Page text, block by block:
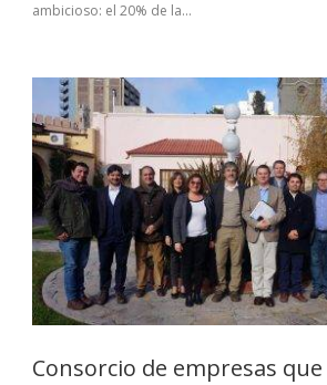
ambicioso: el 20% de la...
Consorcio de empresas